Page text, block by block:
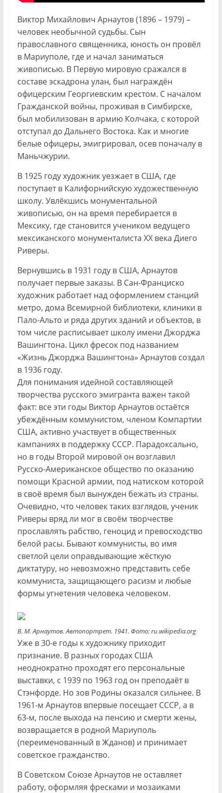
Виктор Михайлович Арнаутов (1896 – 1979) –
человек необычной судьбы. Сын
православного священника, юность он провёл
в Мариуполе, где и начал заниматься
живописью. В Первую мировую сражался в
составе эскадрона улан, был награждён
офицерским Георгиевским крестом. С началом
Гражданской войны, проживая в Симбирске,
был мобилизован в армию Колчака, с которой
отступал до Дальнего Востока. Как и многие
белые офицеры, эмигрировал, осев поначалу в
Маньчжурии.
В 1925 году художник уезжает в США, где
поступает в Калифорнийскую художественную
школу. Увлёкшись монументальной
живописью, он на время перебирается в
Мексику, где становится учеником ведущего
мексиканского монументалиста XX века Диего
Риверы.
Вернувшись в 1931 году в США, Арнаутов
получает первые заказы. В Сан-Франциско
художник работает над оформлением станций
метро, дома Всемирной библиотеки, клиники в
Пало-Альто и ряда других зданий и объектов, в
том числе расписывает школу имени Джорджа
Вашингтона. Цикл фресок под названием
«Жизнь Джорджа Вашингтона» Арнаутов создал
в 1936 году.
Для понимания идейной составляющей
творчества русского эмигранта важен такой
факт: все эти годы Виктор Арнаутов остаётся
убеждённым коммунистом, членом Компартии
США, активно участвует в общественных
кампаниях в поддержку СССР. Парадоксально,
но в годы Второй мировой он возглавил
Русско-Американское общество по оказанию
помощи Красной армии, под натиском которой
в своё время был вынужден бежать из страны.
Очевидно, что человек таких взглядов, ученик
Риверы вряд ли мог в своём творчестве
прославлять рабство, геноцид и превосходство
белой расы. Бывают коммунисты, во имя
светлой цели оправдывающие жёсткую
диктатуру, но невозможно представить себе
коммуниста, защищающего расизм и любые
формы угнетения человека человеком.
В. М. Арнаутов. Автопортрет. 1941. Фото: ru.wikipedia.org
Уже в 30-е годы к художнику приходит
признание. В разных городах США
неоднократно проходят его персональные
выставки, с 1939 по 1963 год он преподаёт в
Стэнфорде. Но зов Родины оказался сильнее. В
1961-м Арнаутов впервые посещает СССР, а в
63-м, после выхода на пенсию и смерти жены,
возвращается в родной Мариуполь
(переименованный в Жданов) и принимает
советское гражданство.
В Советском Союзе Арнаутов не оставляет
работу, оформляя фресками и мозаиками